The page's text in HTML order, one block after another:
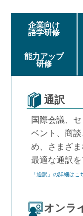
企業向け
語学研修
能力アップ
研修
通訳
国際会議、
ベント、商
め、さまざま
最適な通訳を
「通訳」の詳細はこ
オンラ